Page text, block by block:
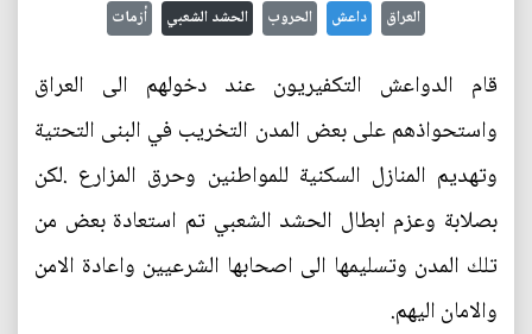
العراق داعش الحروب الحشد الشعبي أزمات
قام الدواعش التكفيريون عند دخولهم الى العراق
واستحواذهم على بعض المدن التخريب في البنى التحتية
وتهديم المنازل السكنية للمواطنين وحرق المزارع .لكن
بصلابة وعزم ابطال الحشد الشعبي تم استعادة بعض من
تلك المدن وتسليمها الى اصحابها الشرعيين واعادة الامن
والامان اليهم.